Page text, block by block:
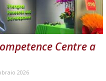
Centre a
2026